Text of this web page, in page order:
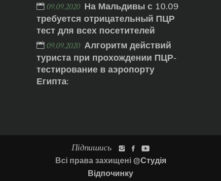
09.09.2020 На Мальдивы с 10.09
требуется отрицательный ПЦР
тест для всех посетителей
09.09.2020 Алгоритм действий
туриста при прохождении ПЦР-
тестирование в аэропорту
Египта:
Підпишись
Всі права захищені @Студія
Відпочинку